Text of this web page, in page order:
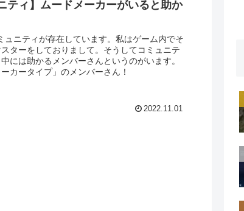
ティ】ムードメーカーがいると助か
ュニティが存在しています。私はゲーム内でそ
ターをしておりまして。そうしてコミュニテ
には助かるメンバーさんというのがいます。
カータイプ」のメンバーさん！
2022.11.01